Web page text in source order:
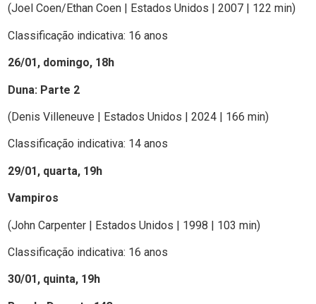
(Joel Coen/Ethan Coen | Estados Unidos | 2007 | 122 min)
Classificação indicativa: 16 anos
26/01, domingo, 18h
Duna: Parte 2
(Denis Villeneuve | Estados Unidos | 2024 | 166 min)
Classificação indicativa: 14 anos
29/01, quarta, 19h
Vampiros
(John Carpenter | Estados Unidos | 1998 | 103 min)
Classificação indicativa: 16 anos
30/01, quinta, 19h